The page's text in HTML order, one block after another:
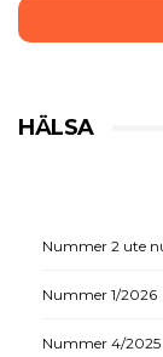
HÄLSA
Nummer 2 ute
Nummer 1/2026
Nummer 4/2025